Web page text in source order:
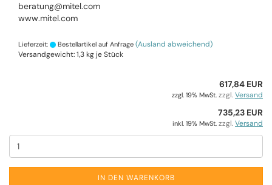
beratung@mitel.com
www.mitel.com
Lieferzeit: Bestellartikel auf Anfrage (Ausland abweichend)
Versandgewicht:1,3kg je Stück
617,84 EUR
zzgl. 19% MwSt. zzgl.Versand
735,23 EUR
inkl. 19% MwSt. zzgl.Versand
IN DEN WARENKORB